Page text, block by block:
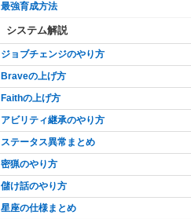
最強育成方法
システム解説
ジョブチェンジのやり方
Braveの上げ方
Faithの上げ方
アビリティ継承のやり方
ステータス異常まとめ
密猟のやり方
儲け話のやり方
星座の仕様まとめ